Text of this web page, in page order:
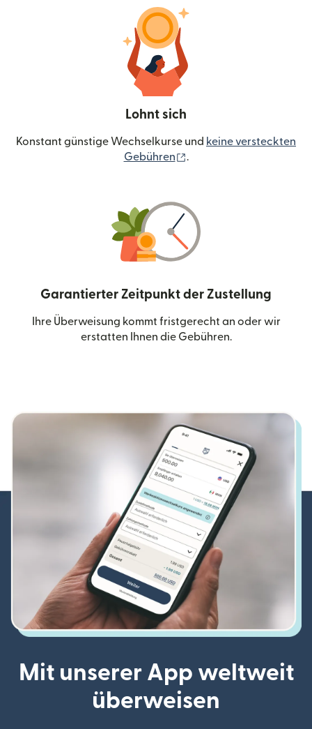
Lohnt sich
Konstant günstige Wechselkurse und keine versteckten
Gebühren
.
Garantierter Zeitpunkt der Zustellung
Ihre Überweisung kommt fristgerecht an oder wir
erstatten Ihnen die Gebühren.
Mit unserer App weltweit
überweisen